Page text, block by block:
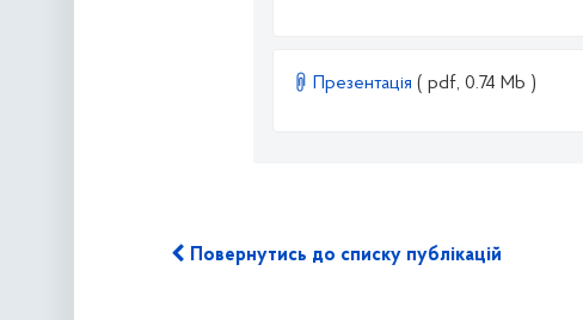
Презентація ( pdf, 0.74 Mb )
Повернутись до списку публікацій